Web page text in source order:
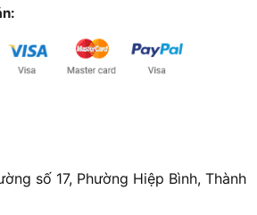
số 17, Phường Hiệp Bình, Thành